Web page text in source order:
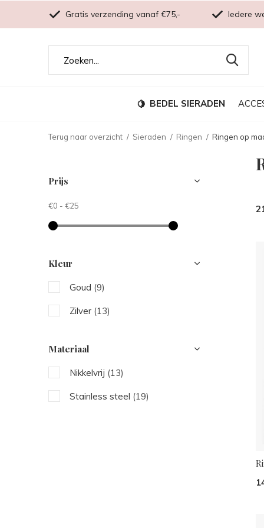
BEDEL SIERADEN
Gratis verzending vanaf €75,- Iedere
Terug naar overzicht Sieraden Ringen Ringen op
Prijs
€0 - €25
Kleur
Goud (9)
Zilver (13)
Materiaal
Nikkelvrij (13)
Stainless steel (19)